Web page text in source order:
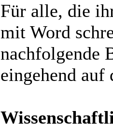
Für alle, die
mit Word
nachfolgende
eingehend